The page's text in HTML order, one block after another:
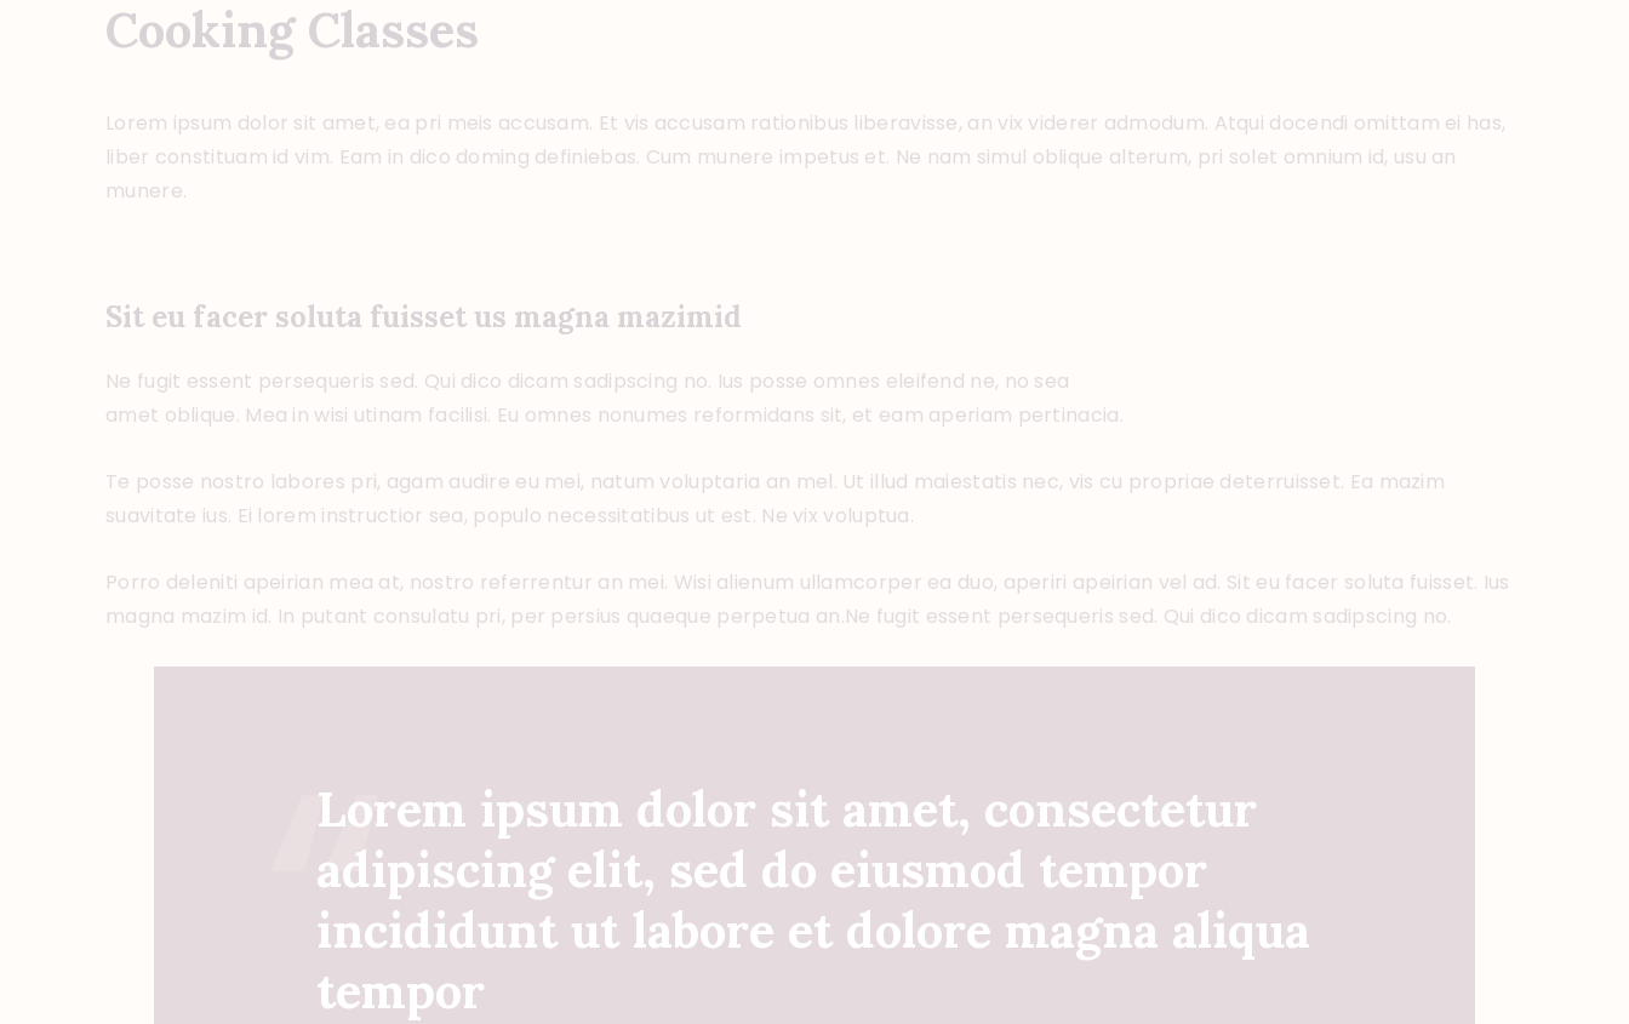
Cooking Classes
Lorem ipsum dolor sit amet, ea pri meis accusam. Et vis accusam rationibus liberavisse, an vix viderer admodum. Atqui docendi omittam ei has,
liber constituam id vim. Eam in dico doming definiebas. Cum munere impetus et. Ne nam simul oblique alterum, pri solet omnium id, usu an
munere.
Sit eu facer soluta fuisset us magna mazimid
Ne fugit essent persequeris sed. Qui dico dicam sadipscing no. Ius posse omnes eleifend ne, no sea
amet oblique. Mea in wisi utinam facilisi. Eu omnes nonumes reformidans sit, et eam aperiam pertinacia.
Te posse nostro labores pri, agam audire eu mei, natum voluptaria an mel. Ut illud maiestatis nec, vis cu propriae deterruisset. Ea mazim
suavitate ius. Ei lorem instructior sea, populo necessitatibus ut est. Ne vix voluptua.
Porro deleniti apeirian mea at, nostro referrentur an mei. Wisi alienum ullamcorper ea duo, aperiri apeirian vel ad. Sit eu facer soluta fuisset. Ius
magna mazim id. In putant consulatu pri, per persius quaeque perpetua an.Ne fugit essent persequeris sed. Qui dico dicam sadipscing no.
Lorem ipsum dolor sit amet, consectetur
adipiscing elit, sed do eiusmod tempor
incididunt ut labore et dolore magna aliqua
tempor